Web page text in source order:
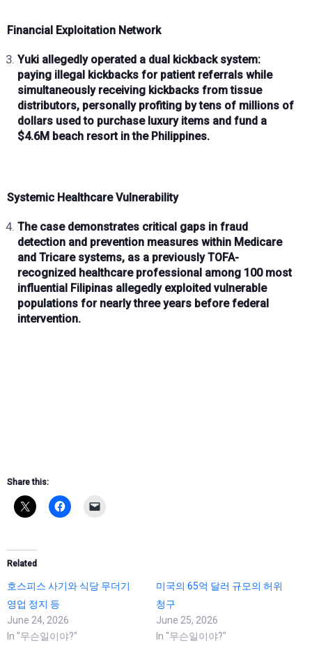
Financial Exploitation Network
Yuki allegedly operated a dual kickback system:
paying illegal kickbacks for patient referrals while
simultaneously receiving kickbacks from tissue
distributors, personally profiting bytens of millions of
dollars used to purchase luxury items and fund a
$4.6M beach resortin the Philippines.
Systemic Healthcare Vulnerability
The case demonstrates critical gaps in fraud
detection and prevention measures within Medicare
and Tricare systems, as a previouslyTOFA-
recognized healthcare professional among 100 most
influential Filipinas allegedly exploited vulnerable
populations for nearlythree years before federal
intervention.
Share this:
Related
호스피스 사기와 식당 무더기
영업 정지 등
June 24, 2026
In "무슨일이야?"
미국의 65억 달러 규모의 허위
청구
June 25, 2026
In "무슨일이야?"